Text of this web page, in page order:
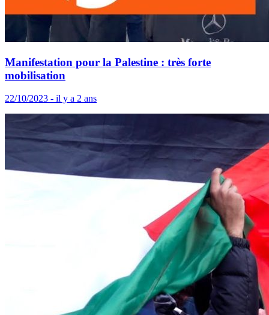
Manifestation pour la Palestine : très forte
mobilisation
22/10/2023 - il y a 2 ans